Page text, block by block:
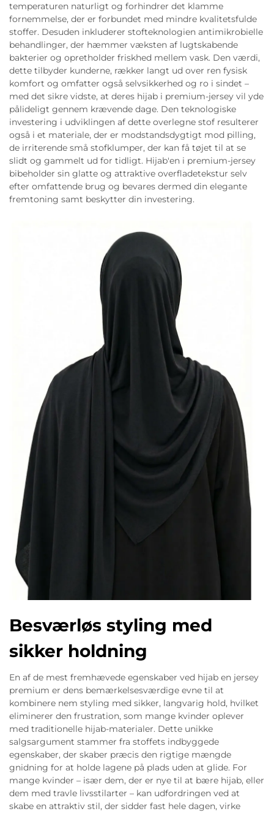
temperaturen naturligt og forhindrer det klamme
fornemmelse, der er forbundet med mindre kvalitetsfulde
stoffer. Desuden inkluderer stofteknologien antimikrobielle
behandlinger, der hæmmer væksten af lugtskabende
bakterier og opretholder friskhed mellem vask. Den værdi,
dette tilbyder kunderne, rækker langt ud over ren fysisk
komfort og omfatter også selvsikkerhed og ro i sindet –
med det sikre vidste, at deres hijab i premium-jersey vil yde
pålideligt gennem krævende dage. Den teknologiske
investering i udviklingen af dette overlegne stof resulterer
også i et materiale, der er modstandsdygtigt mod pilling,
de irriterende små stofklumper, der kan få tøjet til at se
slidt og gammelt ud for tidligt. Hijab'en i premium-jersey
bibeholder sin glatte og attraktive overfladetekstur selv
efter omfattende brug og bevares dermed din elegante
fremtoning samt beskytter din investering.
Besværløs styling med
sikker holdning
En af de mest fremhævede egenskaber ved hijab en jersey
premium er dens bemærkelsesværdige evne til at
kombinere nem styling med sikker, langvarig hold, hvilket
eliminerer den frustration, som mange kvinder oplever
med traditionelle hijab-materialer. Dette unikke
salgsargument stammer fra stoffets indbyggede
egenskaber, der skaber præcis den rigtige mængde
gnidning for at holde lagene på plads uden at glide. For
mange kvinder – især dem, der er nye til at bære hijab, eller
dem med travle livsstilarter – kan udfordringen ved at
skabe en attraktiv stil, der sidder fast hele dagen, virke